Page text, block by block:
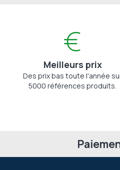
Meilleurs prix
Des prix bas toute l'année
5000 références produits.